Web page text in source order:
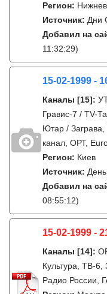
Регион:
Источник: Дни
Добавил на
11:32:29)
15-02-1999 -
Каналы [15]:
Гравис-7 / TV-
Ютар /
канал, ОРТ,
Регион: Киев
Источник: День
Добавил на
08:55:12)
15-02-1999 -
Каналы [14]:
Культура, ТВ-
Радио России,